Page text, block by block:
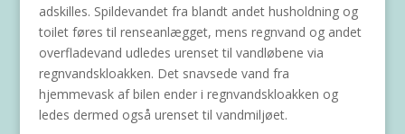
adskilles. Spildevandet fra blandt andet husholdning og
toilet føres til renseanlægget, mens regnvand og andet
overfladevand udledes urenset til vandløbene via
regnvandskloakken. Det snavsede vand fra
hjemmevask af bilen ender i regnvandskloakken og
ledes dermed også urenset til vandmiljøet.